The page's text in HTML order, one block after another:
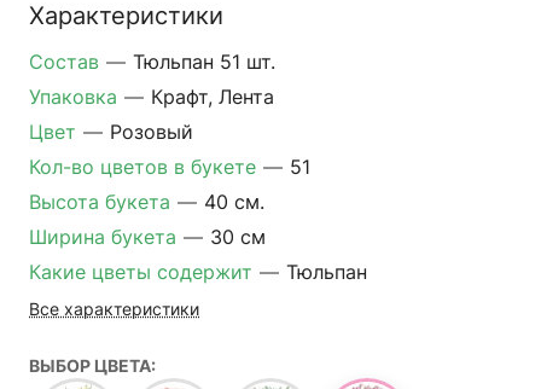
Характеристики
Состав — Тюльпан 51 шт.
Упаковка — Крафт, Лента
Цвет — Розовый
Кол-во цветов в букете — 51
Высота букета — 40 см.
Ширина букета — 30 см
Какие цветы содержит — Тюльпан
Все характеристики
ВЫБОР ЦВЕТА: